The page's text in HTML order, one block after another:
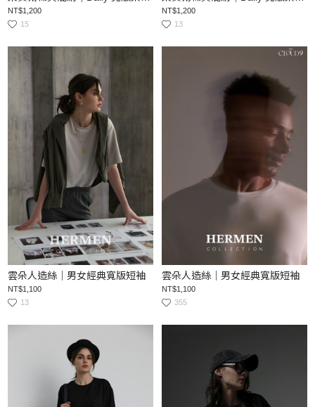
NT$1,200
15
NT$1,200
13
雲朵人造絲｜男女經典寬版短袖
NT$1,100
13
雲朵人造絲｜男女經典寬版短袖
NT$1,100
355